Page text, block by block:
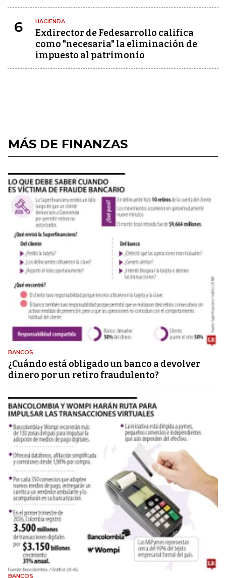
6 HACIENDA
Exdirector de Fedesarrollo califica
como "necesaria" la eliminación de
impuesto al patrimonio
MÁS DE FINANZAS
BANCOS
¿Cuándo está obligado un banco a devolver
dinero por un retiro fraudulento?
BANCOS